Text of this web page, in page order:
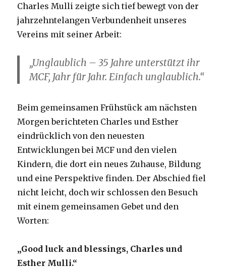
Charles Mulli zeigte sich tief bewegt von der
jahrzehntelangen Verbundenheit unseres
Vereins mit seiner Arbeit:
„Unglaublich – 35 Jahre unterstützt ihr
MCF, Jahr für Jahr. Einfach unglaublich.“
Beim gemeinsamen Frühstück am nächsten
Morgen berichteten Charles und Esther
eindrücklich von den neuesten
Entwicklungen bei MCF und den vielen
Kindern, die dort ein neues Zuhause, Bildung
und eine Perspektive finden. Der Abschied fiel
nicht leicht, doch wir schlossen den Besuch
mit einem gemeinsamen Gebet und den
Worten:
„Good luck and blessings, Charles und
Esther Mulli.“